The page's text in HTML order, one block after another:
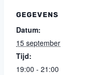
GEGEVENS
Datum:
15 september
Tijd:
19:00 - 21:00